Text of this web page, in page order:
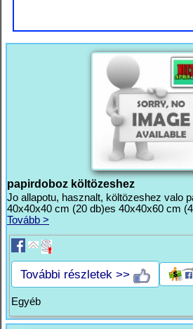
papirdoboz költözeshez
Jo allapotu, hasznalt, költözeshez valo
40x40x40 cm (20 db)es 40x40x60 cm
Tovább >
További részletek >>
Egyéb